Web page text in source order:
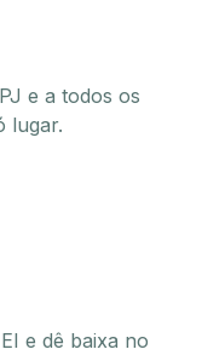
e a todos os
lugar.
e dê baixa no